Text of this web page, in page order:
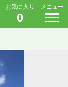
お気に入り
0
メニュー